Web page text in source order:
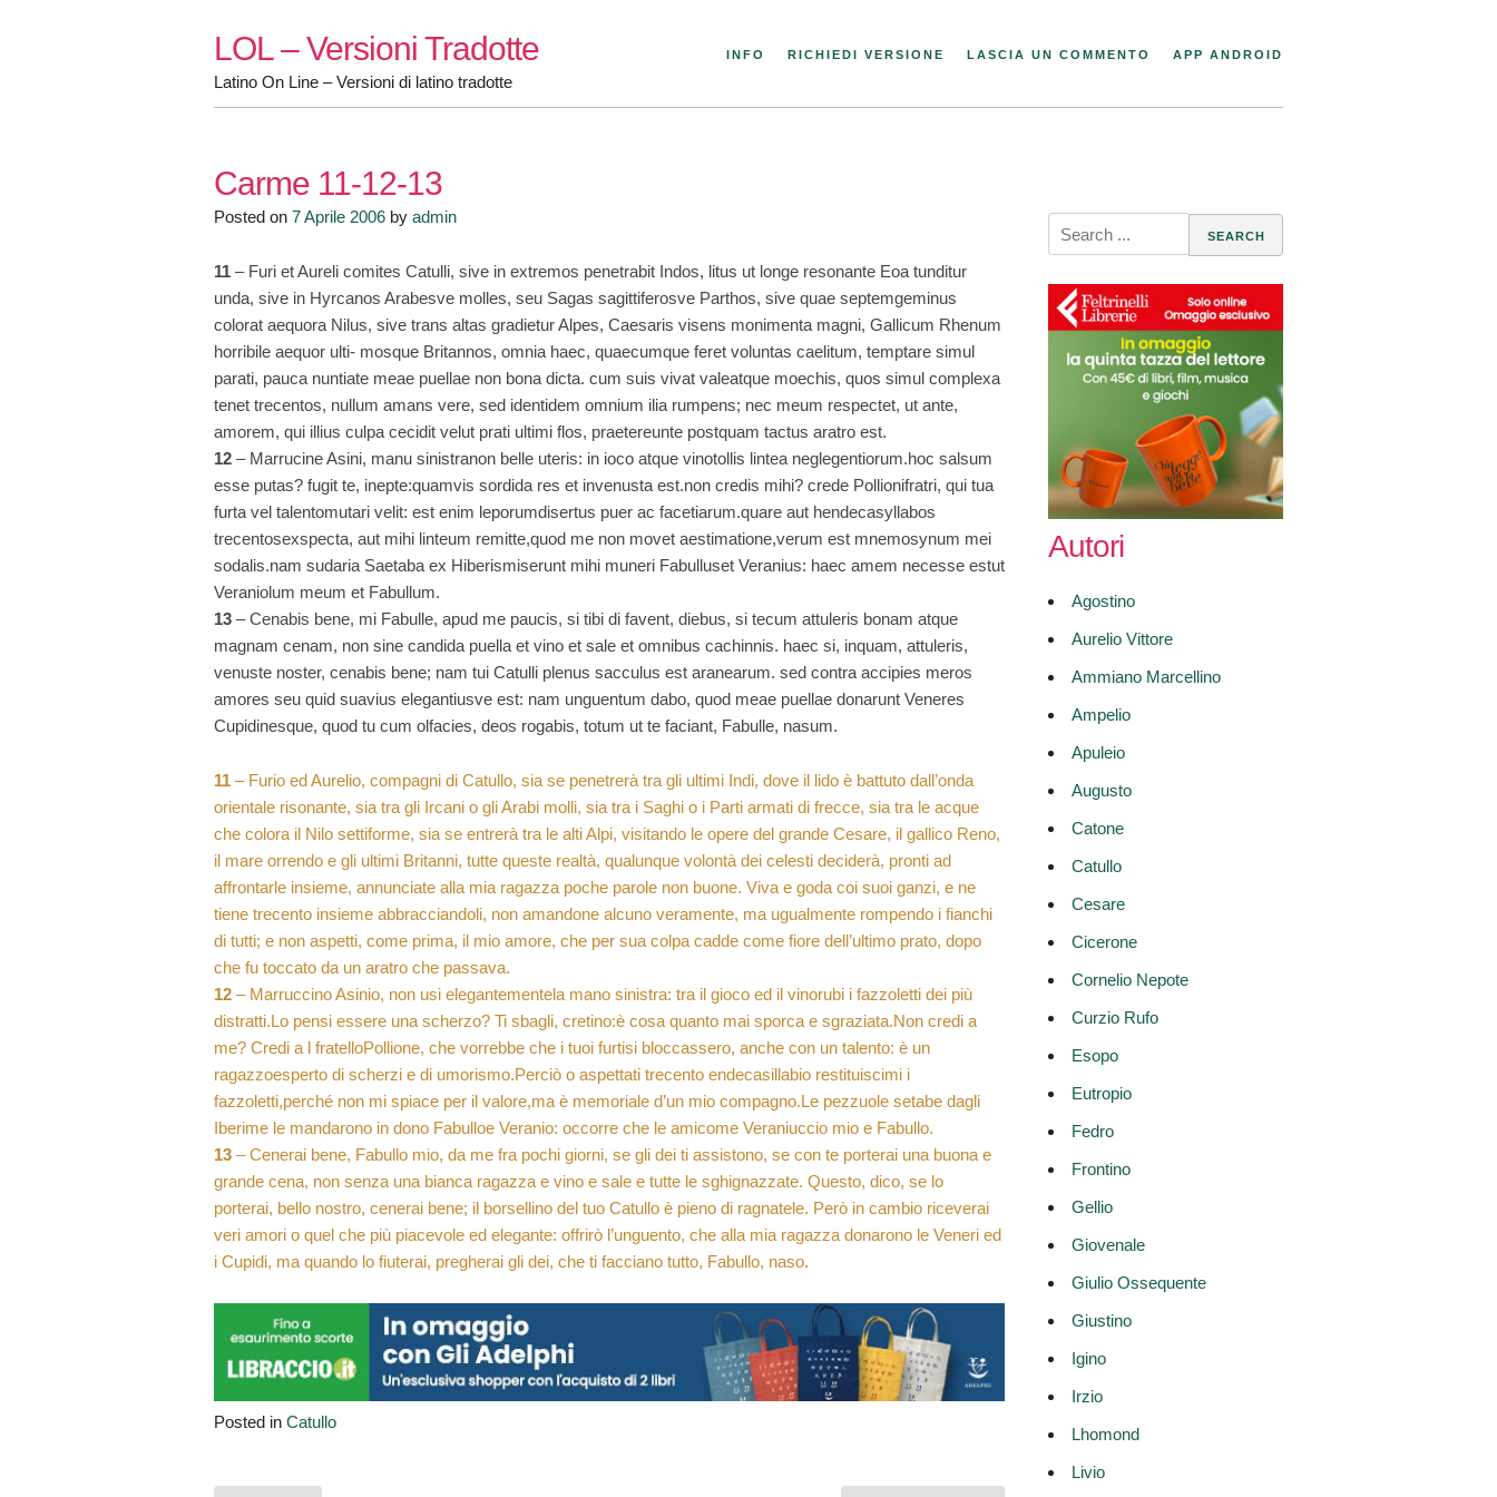
LOL – Versioni Tradotte
Latino On Line – Versioni di latino tradotte
INFO RICHIEDI VERSIONE LASCIA UN COMMENTO APP ANDROID
Carme 11-12-13
Posted on 7 Aprile 2006 by admin
11 – Furi et Aureli comites Catulli, sive in extremos penetrabit Indos, litus ut longe resonante Eoa tunditur
unda, sive in Hyrcanos Arabesve molles, seu Sagas sagittiferosve Parthos, sive quae septemgeminus
colorat aequora Nilus, sive trans altas gradietur Alpes, Caesaris visens monimenta magni, Gallicum Rhenum
horribile aequor ulti- mosque Britannos, omnia haec, quaecumque feret voluntas caelitum, temptare simul
parati, pauca nuntiate meae puellae non bona dicta. cum suis vivat valeatque moechis, quos simul complexa
tenet trecentos, nullum amans vere, sed identidem omnium ilia rumpens; nec meum respectet, ut ante,
amorem, qui illius culpa cecidit velut prati ultimi flos, praetereunte postquam tactus aratro est.
12 – Marrucine Asini, manu sinistranon belle uteris: in ioco atque vinotollis lintea neglegentiorum.hoc salsum
esse putas? fugit te, inepte:quamvis sordida res et invenusta est.non credis mihi? crede Pollionifratri, qui tua
furta vel talentomutari velit: est enim leporumdisertus puer ac facetiarum.quare aut hendecasyllabos
trecentosexspecta, aut mihi linteum remitte,quod me non movet aestimatione,verum est mnemosynum mei
sodalis.nam sudaria Saetaba ex Hiberismiserunt mihi muneri Fabulluset Veranius: haec amem necesse estut
Veraniolum meum et Fabullum.
13 – Cenabis bene, mi Fabulle, apud me paucis, si tibi di favent, diebus, si tecum attuleris bonam atque
magnam cenam, non sine candida puella et vino et sale et omnibus cachinnis. haec si, inquam, attuleris,
venuste noster, cenabis bene; nam tui Catulli plenus sacculus est aranearum. sed contra accipies meros
amores seu quid suavius elegantiusve est: nam unguentum dabo, quod meae puellae donarunt Veneres
Cupidinesque, quod tu cum olfacies, deos rogabis, totum ut te faciant, Fabulle, nasum.
11 – Furio ed Aurelio, compagni di Catullo, sia se penetrerà tra gli ultimi Indi, dove il lido è battuto dall’onda
orientale risonante, sia tra gli Ircani o gli Arabi molli, sia tra i Saghi o i Parti armati di frecce, sia tra le acque
che colora il Nilo settiforme, sia se entrerà tra le alti Alpi, visitando le opere del grande Cesare, il gallico Reno,
il mare orrendo e gli ultimi Britanni, tutte queste realtà, qualunque volontà dei celesti deciderà, pronti ad
affrontarle insieme, annunciate alla mia ragazza poche parole non buone. Viva e goda coi suoi ganzi, e ne
tiene trecento insieme abbracciandoli, non amandone alcuno veramente, ma ugualmente rompendo i fianchi
di tutti; e non aspetti, come prima, il mio amore, che per sua colpa cadde come fiore dell’ultimo prato, dopo
che fu toccato da un aratro che passava.
12 – Marruccino Asinio, non usi elegantementela mano sinistra: tra il gioco ed il vinorubi i fazzoletti dei più
distratti.Lo pensi essere una scherzo? Ti sbagli, cretino:è cosa quanto mai sporca e sgraziata.Non credi a
me? Credi a l fratelloPollione, che vorrebbe che i tuoi furtisi bloccassero, anche con un talento: è un
ragazzoesperto di scherzi e di umorismo.Perciò o aspettati trecento endecasillabio restituiscimi i
fazzoletti,perché non mi spiace per il valore,ma è memoriale d’un mio compagno.Le pezzuole setabe dagli
Iberime le mandarono in dono Fabulloe Veranio: occorre che le amicome Veraniuccio mio e Fabullo.
13 – Cenerai bene, Fabullo mio, da me fra pochi giorni, se gli dei ti assistono, se con te porterai una buona e
grande cena, non senza una bianca ragazza e vino e sale e tutte le sghignazzate. Questo, dico, se lo
porterai, bello nostro, cenerai bene; il borsellino del tuo Catullo è pieno di ragnatele. Però in cambio riceverai
veri amori o quel che più piacevole ed elegante: offrirò l’unguento, che alla mia ragazza donarono le Veneri ed
i Cupidi, ma quando lo fiuterai, pregherai gli dei, che ti facciano tutto, Fabullo, naso.
Posted in Catullo
Navigazione
Search
for:
Autori
Agostino
Aurelio Vittore
Ammiano Marcellino
Ampelio
Apuleio
Augusto
Catone
Catullo
Cesare
Cicerone
Cornelio Nepote
Curzio Rufo
Esopo
Eutropio
Fedro
Frontino
Gellio
Giovenale
Giulio Ossequente
Giustino
Igino
Irzio
Lhomond
Livio